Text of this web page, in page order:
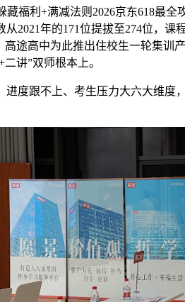
福利+满减法则2026京东618最
2021年的171位提拔至274位，
途高中为此推出住校生一轮集训
讲”双师根本上。
跟不上、考生压力大六大维度